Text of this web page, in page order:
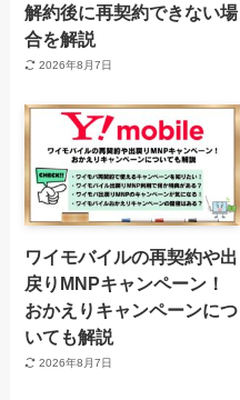
解約後に再契約できない場
合を解説
2026年8月7日
ワイモバイルの再契約や出
戻りMNPキャンペーン！
おかえりキャンペーンにつ
いても解説
2026年8月7日